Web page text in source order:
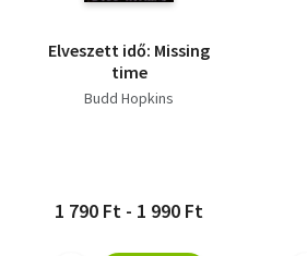
Elveszett idő: Missing
time
Budd Hopkins
1 790 Ft - 1 990 Ft